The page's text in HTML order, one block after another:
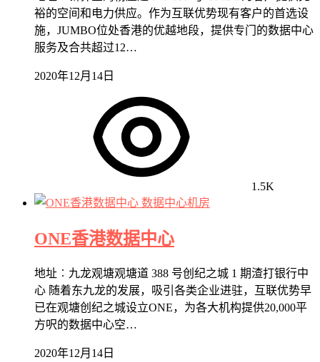
裕的空间和电力供应。作为互联优势现有客户的首选设
施，JUMBO位处香港的优越地段，提供专门的数据中心
服务及合共超过12…
2020年12月14日
1.5K
数据中心机房
ONE香港数据中心
地址︰九龙观塘观塘道 388 号创纪之城 1 期渣打银行中
心 随着东九龙的发展，吸引各类企业进驻，互联优势早
已在观塘创纪之城设立ONE，为各大机构提供20,000平
方呎的数据中心空…
2020年12月14日